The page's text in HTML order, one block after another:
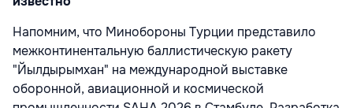
Напомним, что Минобороны Турции представило
межконтинентальную баллистическую ракету
"Йылдырымхан" на международной выставке
оборонной, авиационной и космической